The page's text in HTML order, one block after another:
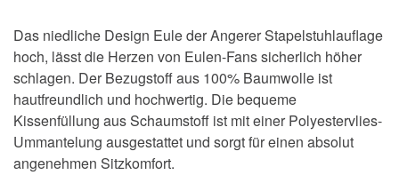
Das niedliche Design Eule der Angerer Stapelstuhlauflage
hoch, lässt die Herzen von Eulen-Fans sicherlich höher
schlagen. Der Bezugstoff aus 100% Baumwolle ist
hautfreundlich und hochwertig. Die bequeme
Kissenfüllung aus Schaumstoff ist mit einer Polyestervlies-
Ummantelung ausgestattet und sorgt für einen absolut
angenehmen Sitzkomfort.